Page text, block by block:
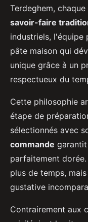
Terdeghem,
savoir-faire
industriels, l'équipe
pâte maison qui
unique grâce à un
respectueux du
Cette philosophie
étape de
sélectionnés avec
commande
parfaitement
plus de temps,
gustative
Contrairement aux